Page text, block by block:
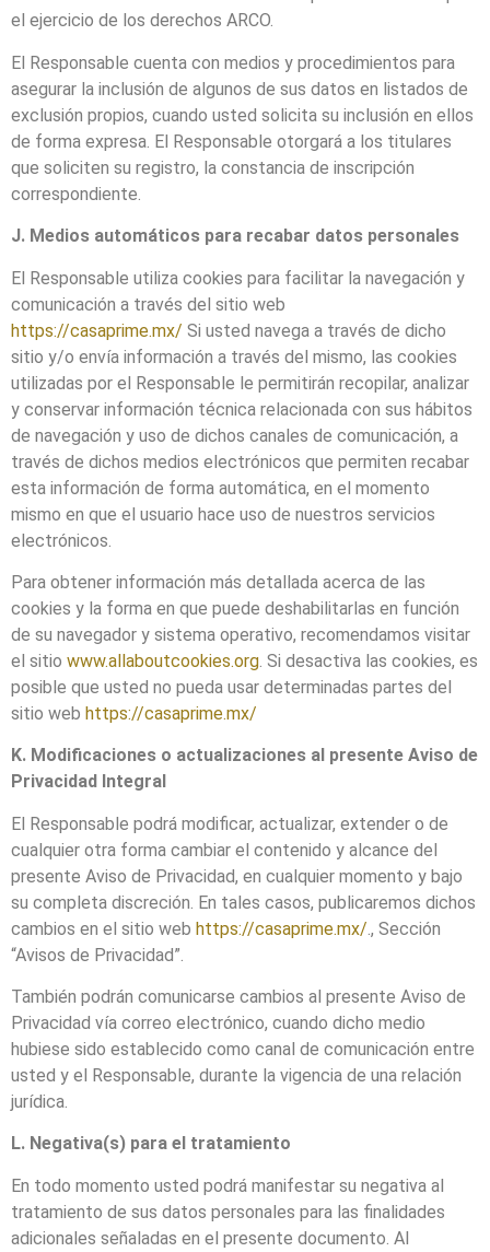
el ejercicio de los derechos ARCO.
El Responsable cuenta con medios y procedimientos para
asegurar la inclusión de algunos de sus datos en listados de
exclusión propios, cuando usted solicita su inclusión en ellos
de forma expresa. El Responsable otorgará a los titulares
que soliciten su registro, la constancia de inscripción
correspondiente.
J. Medios automáticos para recabar datos personales
El Responsable utiliza cookies para facilitar la navegación y
comunicación a través del sitio web
https://casaprime.mx/ Si usted navega a través de dicho
sitio y/o envía información a través del mismo, las cookies
utilizadas por el Responsable le permitirán recopilar, analizar
y conservar información técnica relacionada con sus hábitos
de navegación y uso de dichos canales de comunicación, a
través de dichos medios electrónicos que permiten recabar
esta información de forma automática, en el momento
mismo en que el usuario hace uso de nuestros servicios
electrónicos.
Para obtener información más detallada acerca de las
cookies y la forma en que puede deshabilitarlas en función
de su navegador y sistema operativo, recomendamos visitar
el sitio www.allaboutcookies.org. Si desactiva las cookies, es
posible que usted no pueda usar determinadas partes del
sitio web https://casaprime.mx/
K. Modificaciones o actualizaciones al presente Aviso de
Privacidad Integral
El Responsable podrá modificar, actualizar, extender o de
cualquier otra forma cambiar el contenido y alcance del
presente Aviso de Privacidad, en cualquier momento y bajo
su completa discreción. En tales casos, publicaremos dichos
cambios en el sitio web https://casaprime.mx/ ., Sección
“Avisos de Privacidad”.
También podrán comunicarse cambios al presente Aviso de
Privacidad vía correo electrónico, cuando dicho medio
hubiese sido establecido como canal de comunicación entre
usted y el Responsable, durante la vigencia de una relación
jurídica.
L. Negativa(s) para el tratamiento
En todo momento usted podrá manifestar su negativa al
tratamiento de sus datos personales para las finalidades
adicionales señaladas en el presente documento. Al